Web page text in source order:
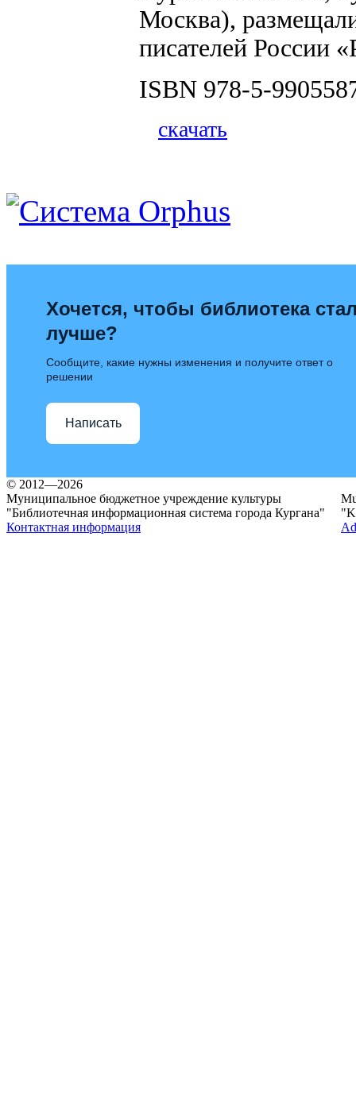
Москва),
писателей России
ISBN 978-5-
скачать
Хочется, чтобы библиотека
лучше?
Сообщите, какие нужны изменения и получите ответ о
решении
Написать
© 2012—2026
Муниципальное бюджетное учреждение культуры
"Библиотечная информационная система города Кургана"
Контактная информация